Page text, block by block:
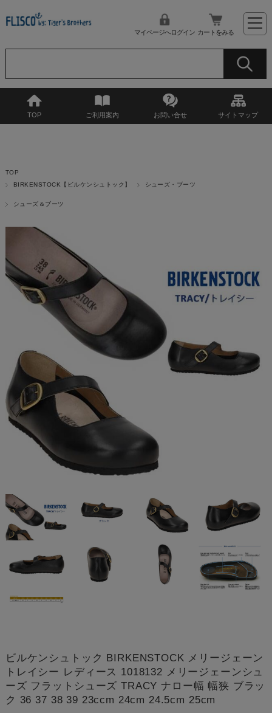
マイページへログイン カートをみる
TOP ご利用案内 お問い合せ サイトマップ
TOP
BIRKENSTOCK【ビルケンシュトック】
シューズ・ブーツ
シューズ＆ブーツ
ビルケンシュトック BIRKENSTOCK メリージェーン
トレイシー レディース 1018132 メリージェーンシュ
ーズ フラットシューズ TRACY ナロー幅 幅狭 ブラッ
ク 36 37 38 39 23ccm 24cm 24.5cm 25cm